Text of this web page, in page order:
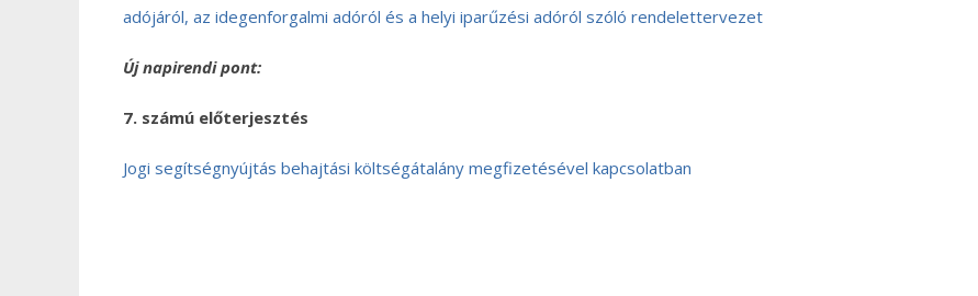
adójáról, az idegenforgalmi adóról és a helyi iparűzési adóról szóló rendelettervezet
Új napirendi pont:
7. számú előterjesztés
Jogi segítségnyújtás behajtási költségátalány megfizetésével kapcsolatban